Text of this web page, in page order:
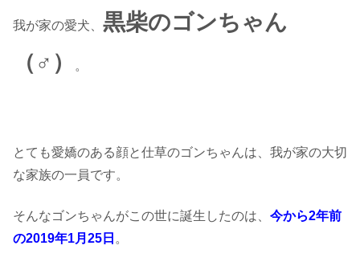
我が家の愛犬、 黒柴のゴンちゃん
（♂）
。
とても愛嬌のある顔と仕草のゴンちゃんは、我が家の大切
な家族の一員です。
そんなゴンちゃんがこの世に誕生したのは、 今から2年前
の2019年1月25日 。